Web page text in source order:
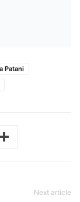
Patani
Next article